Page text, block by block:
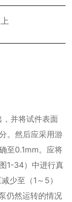
并将试件表面
。然后应采用游
至0.1mm。应将
1-34）中进行真
少至（1 ～ 5）
仍然运转的情况